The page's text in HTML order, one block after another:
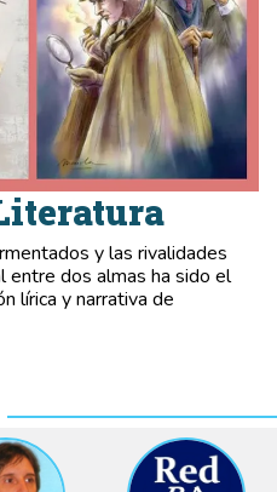
y las rivalidades
entre dos almas ha sido el
lírica y narrativa de